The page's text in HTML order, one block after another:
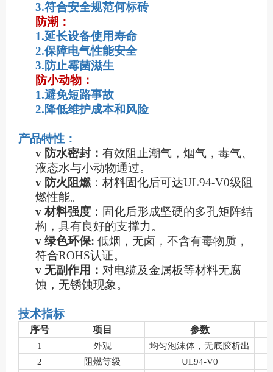
3.符合安全规范何标砖
防潮：
1.延长设备使用寿命
2.保障电气性能安全
3.防止霉菌滋生
防小动物：
1.避免短路事故
2.降低维护成本和风险
产品特性：
v 防水密封 ： 有效阻止潮气，烟气，毒气、
液态水与小动物通过。
v 防火阻燃：材料固化后可达UL94-V0级阻
燃性能。
v材料强度 ： 固化后形成坚硬的多孔矩阵结
构 ， 具有良好的支撑力 。
v 绿色环保: 低烟，无卤，不含有毒物质，
符合ROHS认证。
v 无副作用： 对电缆及金属板等材料无腐
蚀，无锈蚀现象。
技术指标
序号 项目 参数
1 外观
均匀泡沫体，无底胶析出
2
阻燃等级
UL94-V0